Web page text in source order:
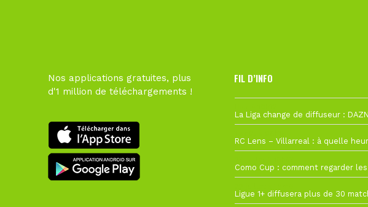
Nos applications gratuites, plus
d'1 million de téléchargements !
FIL D’INFO